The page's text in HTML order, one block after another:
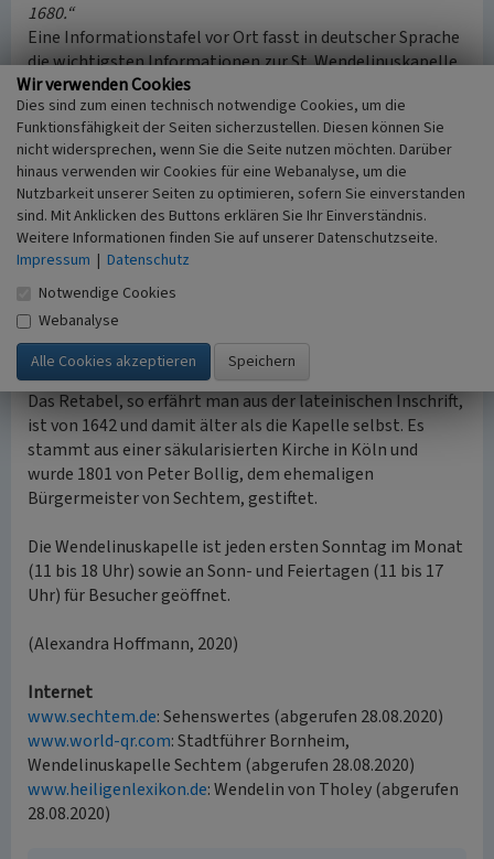
1680.“
Eine Informationstafel vor Ort fasst in deutscher Sprache
die wichtigsten Informationen zur St. Wendelinuskapelle
zusammen.
Im Innenraum der Kapelle steht ein barockes Retabel aus
dunklem Marmor. Dieses war ursprünglich hell, erhielt
jedoch in den 1970er Jahren einen zeitgemäßen dunklen
Anstrich. In dessen Mitte befindet sich, eingerahmt von
zwei Marmorsäulen, eine große Statue des heiligen
Wendelinus aus dem 19. Jahrhundert. Zu den Seiten stehen
St. Gervasius und St. Protasius. Diese sind wahrscheinlich
im 18. Jahrhundert entstanden. Die Malereien in der Mitte
des Retabels zeigen das alttestamentarische Opfer des
Melchisedek.
Das Retabel, so erfährt man aus der lateinischen Inschrift,
ist von 1642 und damit älter als die Kapelle selbst. Es
stammt aus einer säkularisierten Kirche in Köln und
wurde 1801 von Peter Bollig, dem ehemaligen
Bürgermeister von Sechtem, gestiftet.
Die Wendelinuskapelle ist jeden ersten Sonntag im Monat
(11 bis 18 Uhr) sowie an Sonn- und Feiertagen (11 bis 17
Uhr) für Besucher geöffnet.
(Alexandra Hoffmann, 2020)
Internet
www.sechtem.de: Sehenswertes (abgerufen 28.08.2020)
www.world-qr.com: Stadtführer Bornheim,
Wendelinuskapelle Sechtem (abgerufen 28.08.2020)
www.heiligenlexikon.de: Wendelin von Tholey (abgerufen
28.08.2020)
Wir verwenden Cookies
Dies sind zum einen technisch notwendige Cookies, um die
Funktionsfähigkeit der Seiten sicherzustellen. Diesen können Sie
nicht widersprechen, wenn Sie die Seite nutzen möchten. Darüber
hinaus verwenden wir Cookies für eine Webanalyse, um die
Nutzbarkeit unserer Seiten zu optimieren, sofern Sie einverstanden
sind. Mit Anklicken des Buttons erklären Sie Ihr Einverständnis.
Weitere Informationen finden Sie auf unserer Datenschutzseite.
Impressum | Datenschutz
Notwendige Cookies
Webanalyse